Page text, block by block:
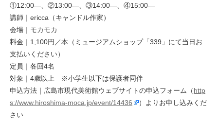
①12:00—、②13:00—、③14:00—、④15:00—
講師｜ericca（キャンドル作家）
会場｜モカモカ
料金｜1,100円／本（ミュージアムショップ「339」にて当日お
支払いください）
定員｜各回4名
対象｜4歳以上 ※小学生以下は保護者同伴
申込方法｜広島市現代美術館ウェブサイトの申込フォーム（http
s://www.hiroshima-moca.jp/event/14436
）よりお申し込みくだ
さい